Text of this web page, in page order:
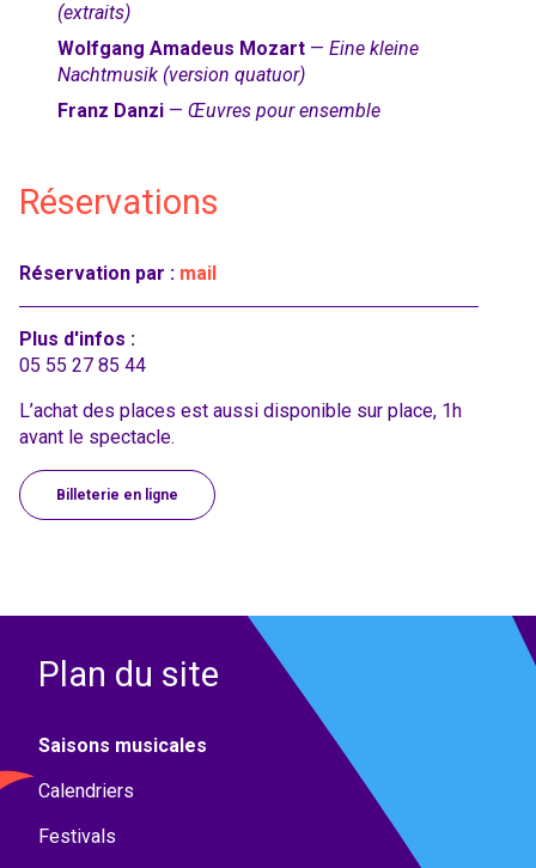
(extraits)
Wolfgang Amadeus Mozart — Eine kleine
Nachtmusik (version quatuor)
Franz Danzi — Œuvres pour ensemble
Réservations
Réservation par : mail
Plus d'infos :
05 55 27 85 44
L’achat des places est aussi disponible sur place, 1h
avant le spectacle.
Billeterie en ligne
Plan du site
Saisons musicales
Calendriers
Festivals